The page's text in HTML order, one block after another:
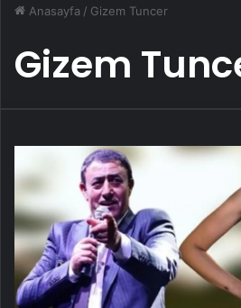
Anasayfa / Gizem Tuncer
Gizem